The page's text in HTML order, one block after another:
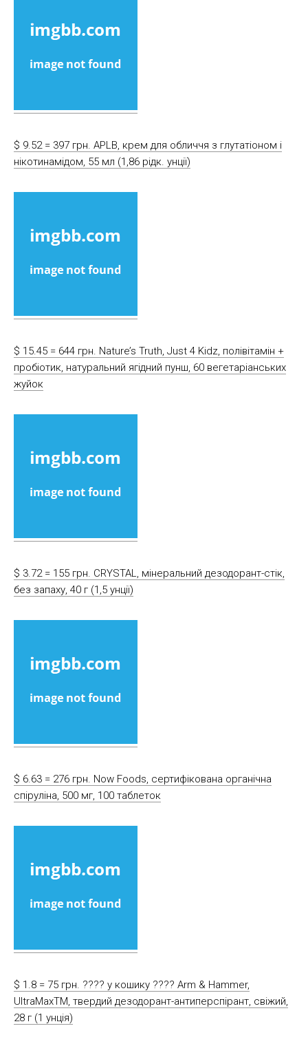
$ 9.52 = 397 грн. APLB, крем для обличчя з глутатіоном і
нікотинамідом, 55 мл (1,86 рідк. унції)
$ 15.45 = 644 грн. Nature’s Truth, Just 4 Kidz, полівітамін +
пробіотик, натуральний ягідний пунш, 60 вегетаріанських
жуйок
$ 3.72 = 155 грн. CRYSTAL, мінеральний дезодорант-стік,
без запаху, 40 г (1,5 унції)
$ 6.63 = 276 грн. Now Foods, сертифікована органічна
спіруліна, 500 мг, 100 таблеток
$ 1.8 = 75 грн. ????️ у кошику ????️ Arm & Hammer,
UltraMaxTM, твердий дезодорант-антиперспірант, свіжий,
28 г (1 унція)